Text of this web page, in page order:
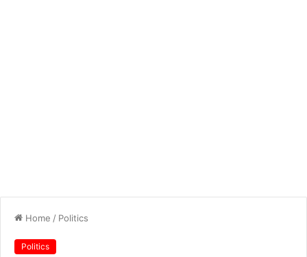
Home / Politics
Politics